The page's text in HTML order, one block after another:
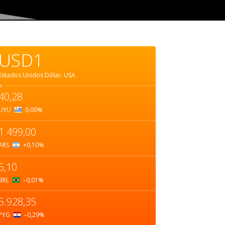
Unidos Dólar. USA
0,00%
+0,10%
–0,01 %
–0,29%